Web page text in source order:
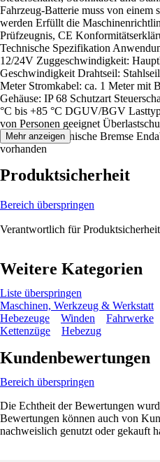
Fahrzeug-Batterie muss von einem
werden Erfüllt die
Prüfzeugnis, CE
Technische Spezifikation
12/24V Zuggeschwindigkeit:
Geschwindigkeit Drahtseil:
Meter Stromkabel: ca. 1 Meter mit
Gehäuse: IP 68 Schutzart
°C bis +85 °C DGUV/BGV
von Personen geeignet
Bremse: Mechanische Bremse
vorhanden
Mehr anzeigen
Produktsicherheit
Bereich überspringen
Verantwortlich für
Weitere Kategorien
Liste überspringen
Maschinen, Werkzeug & Werkstatt
Hebezeuge
Winden Fahrwerke
Kettenzüge
Hebezug
Kundenbewertungen
Bereich überspringen
Die Echtheit der Bewertungen
Bewertungen können auch von
nachweislich genutzt oder gekauft